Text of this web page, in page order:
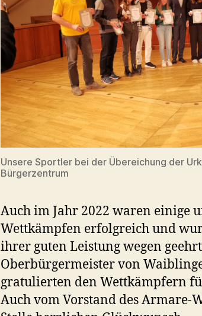
Unsere Sportler bei der Übereichung der
Bürgerzentrum
Auch im Jahr 2022 waren einige
Wettkämpfen erfolgreich und
ihrer guten Leistung wegen
Oberbürgermeister von
gratulierten den Wettkämpfern
Auch vom Vorstand des Armare-